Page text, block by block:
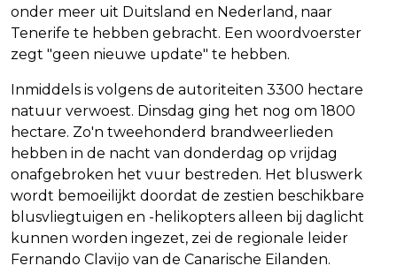
onder meer uit Duitsland en Nederland, naar
Tenerife te hebben gebracht. Een woordvoerster
zegt "geen nieuwe update" te hebben.
Inmiddels is volgens de autoriteiten 3300 hectare
natuur verwoest. Dinsdag ging het nog om 1800
hectare. Zo'n tweehonderd brandweerlieden
hebben in de nacht van donderdag op vrijdag
onafgebroken het vuur bestreden. Het bluswerk
wordt bemoeilijkt doordat de zestien beschikbare
blusvliegtuigen en -helikopters alleen bij daglicht
kunnen worden ingezet, zei de regionale leider
Fernando Clavijo van de Canarische Eilanden.